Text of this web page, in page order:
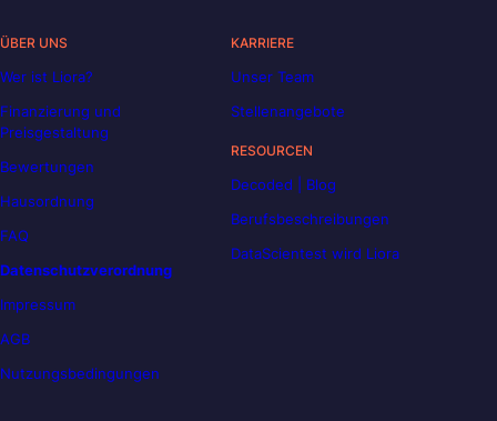
ÜBER UNS
Wer ist Liora?
Finanzierung und
Preisgestaltung
Bewertungen
Hausordnung
FAQ
Datenschutzverordnung
Impressum
AGB
Nutzungsbedingungen
KARRIERE
Unser Team
Stellenangebote
RESOURCEN
Decoded | Blog
Berufsbeschreibungen
DataScientest wird Liora